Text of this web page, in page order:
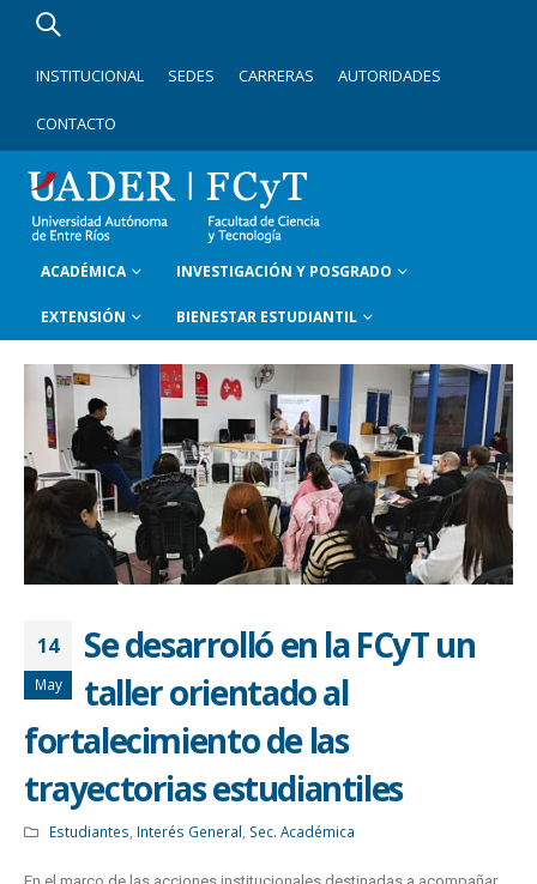
INSTITUCIONAL SEDES CARRERAS AUTORIDADES
CONTACTO
ACADÉMICA INVESTIGACIÓN Y POSGRADO
EXTENSIÓN BIENESTAR ESTUDIANTIL
14
May
Se desarrolló en la FCyT un
taller orientado al
fortalecimiento de las
trayectorias estudiantiles
Estudiantes Interés General Sec. Académica